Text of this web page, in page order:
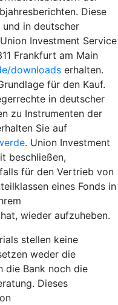
Diese
in deutscher
Investment Service
Frankfurt am Main
downloads erhalten.
für den Kauf.
in deutscher
zu Instrumenten der
Sie auf
. Union Investment
beschließen,
für den Vertrieb von
eines Fonds in
wieder aufzuheben.
stellen keine
weder die
die Bank noch die
Dieses